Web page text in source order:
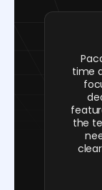
time
the